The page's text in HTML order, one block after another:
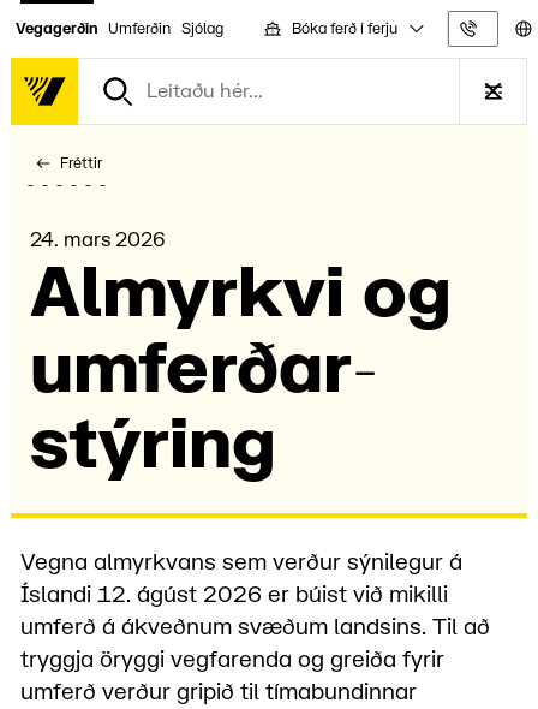
Vegagerðin Umferðin Sjólag Bóka ferð í ferju
Fréttir
24. mars 2026
Almyrkvi og
umferðar­
stýr­ing
Vegna almyrkvans sem verður sýnilegur á
Íslandi 12. ágúst 2026 er búist við mikilli
umferð á ákveðnum svæðum landsins. Til að
tryggja öryggi vegfarenda og greiða fyrir
umferð verður gripið til tímabundinnar